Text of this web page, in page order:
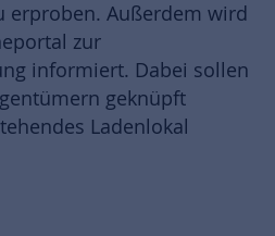
erproben. Außerdem wird
zur
informiert. Dabei sollen
geknüpft
Ladenlokal